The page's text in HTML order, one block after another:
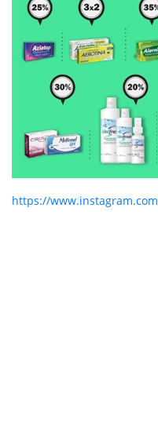
https://